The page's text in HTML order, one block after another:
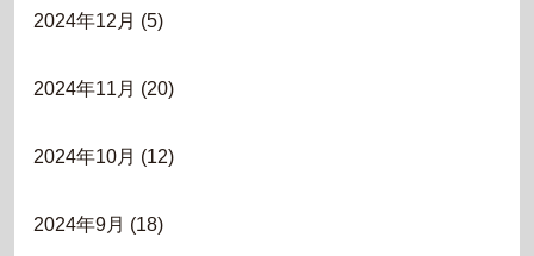
2024年12月 (5)
2024年11月 (20)
2024年10月 (12)
2024年9月 (18)